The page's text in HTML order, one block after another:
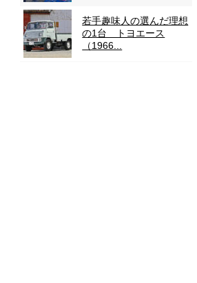
若手趣味人の選んだ理想
の1台 トヨエース
（1966...